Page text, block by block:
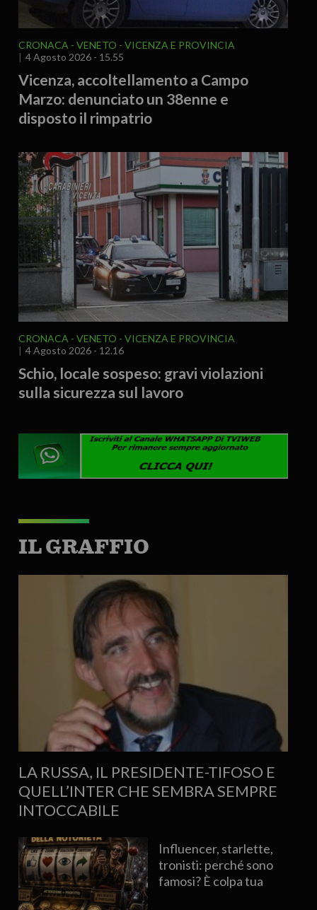
CRONACA VENETO
VICENZA E PROVINCIA
4 Agosto 2026 - 15.55
Vicenza, accoltellamento a Campo
Marzo: denunciato un 38enne e
disposto il rimpatrio
CRONACA VENETO
VICENZA E PROVINCIA
4 Agosto 2026 - 12.16
Schio, locale sospeso: gravi violazioni
sulla sicurezza sul lavoro
IL GRAFFIO
LA RUSSA, IL PRESIDENTE-TIFOSO E
QUELL’INTER CHE SEMBRA SEMPRE
INTOCCABILE
Influencer, starlette,
tronisti: perché sono
famosi? È colpa tua